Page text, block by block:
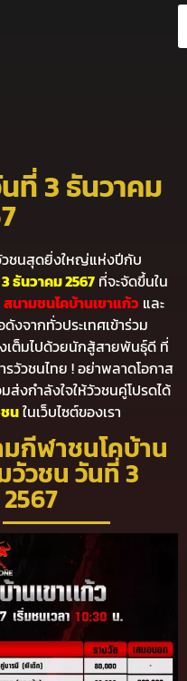
ที่ 3 ธันวาคม
นสุดยิ่งใหญ่แห่งปีกับ
ธันวาคม 2567 ที่จะจัดขึ้นใน
สนามชนโคบ้านเขาแก้ว และ
งจากทั่วประเทศเข้าร่วม
เต็มไปด้วยนักสู้สายพันธุ์ดี ที่
วัวชนไทย ! อย่าพลาดโอกาส
งกำลังใจให้วัวชนคู่โปรดได้
นในเว็บไซต์ของเรา
กีฬาชนโคบ้าน
วัวชน วันที่ 3